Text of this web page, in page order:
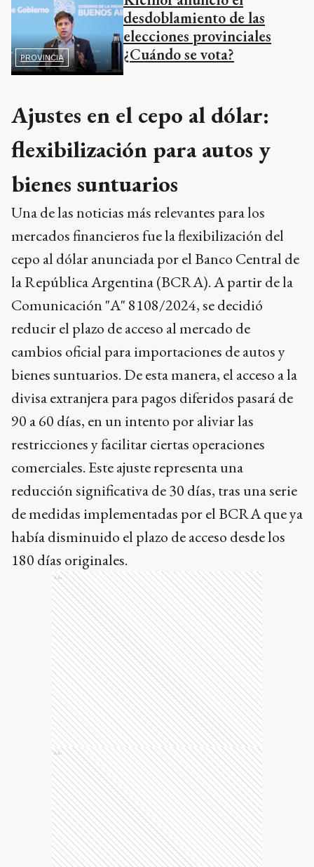
PROVINCIA
desdoblamiento de las
elecciones provinciales
¿Cuándo se vota?
Ajustes en el cepo al dólar:
flexibilización para autos y
bienes suntuarios
Una de las noticias más relevantes para los
mercados financieros fue la flexibilización del
cepo al dólar anunciada por el Banco Central de
la República Argentina (BCRA). A partir de la
Comunicación "A" 8108/2024, se decidió
reducir el plazo de acceso al mercado de
cambios oficial para importaciones de autos y
bienes suntuarios. De esta manera, el acceso a la
divisa extranjera para pagos diferidos pasará de
90 a 60 días, en un intento por aliviar las
restricciones y facilitar ciertas operaciones
comerciales. Este ajuste representa una
reducción significativa de 30 días, tras una serie
de medidas implementadas por el BCRA que ya
había disminuido el plazo de acceso desde los
180 días originales.
Ads
Ads